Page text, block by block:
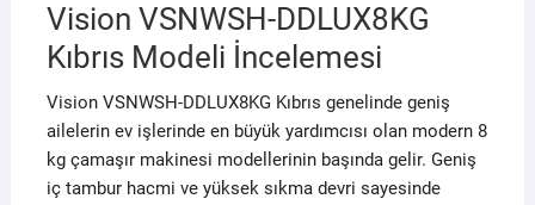
Vision VSNWSH-DDLUX8KG
Kıbrıs Modeli İncelemesi
Vision VSNWSH-DDLUX8KG Kıbrıs genelinde geniş
ailelerin ev işlerinde en büyük yardımcısı olan modern 8
kg çamaşır makinesi modellerinin başında gelir. Geniş
iç tambur hacmi ve yüksek sıkma devri sayesinde